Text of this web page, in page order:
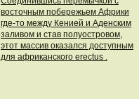
восточным побережьем Африки
где-то между Кенией и Аденским
заливом и став полуостровом,
этот массив оказался доступным
для африканского erectus .